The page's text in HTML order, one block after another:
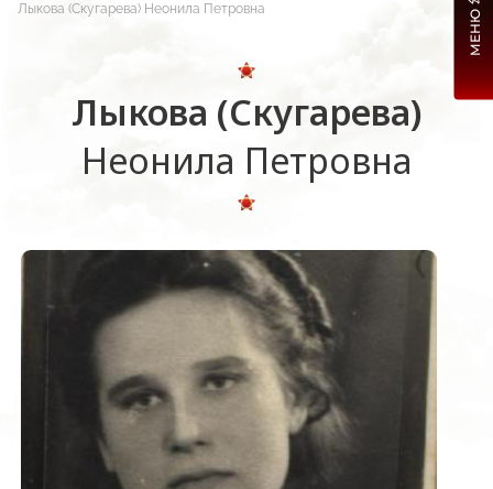
Лыкова (Скугарева) Неонила Петровна
Лыкова (Скугарева)
Неонила Петровна
МЕНЮ